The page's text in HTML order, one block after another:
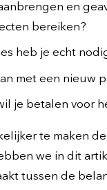
en
bereiken?
heb je echt
met een nieuw
je betalen voor
te maken
we in dit
tussen de